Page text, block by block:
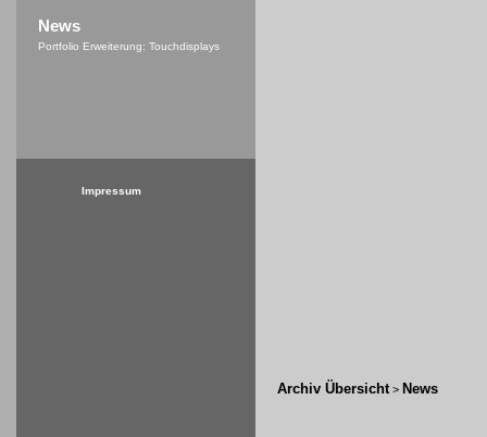
Archiv Übersicht > News
News
Portfolio Erweiterung: Touchdisplays
Impressum